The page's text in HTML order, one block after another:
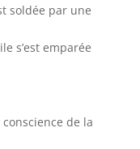
soldée par une
s’est emparée
de la